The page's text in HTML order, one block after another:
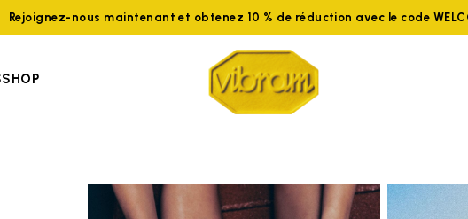
Rejoignez-nous maintenant et obtenez 10 % de réduction avec le code
SHOP